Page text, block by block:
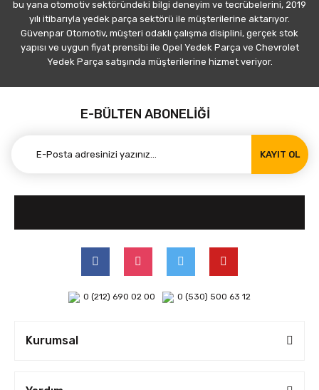
bu yana otomotiv sektöründeki bilgi deneyim ve tecrübelerini, 2019
yılı itibarıyla yedek parça sektörü ile müşterilerine aktarıyor.
Güvenpar Otomotiv, müşteri odaklı çalışma disiplini, gerçek stok
yapısı ve uygun fiyat prensibi ile Opel Yedek Parça ve Chevrolet
Yedek Parça satışında müşterilerine hizmet veriyor.
E-BÜLTEN ABONELİĞİ
KAYIT OL
0 (212) 690 02 00 0 (530) 500 63 12
Kurumsal